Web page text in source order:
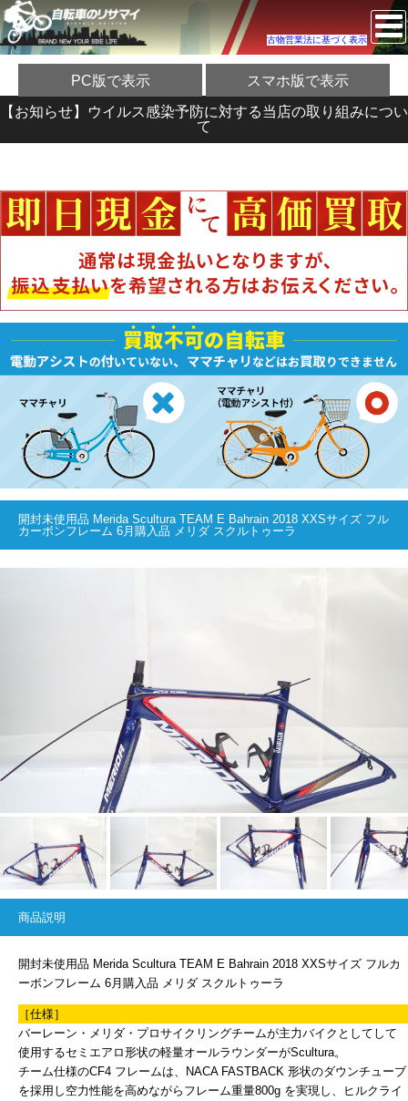
古物営業法に基づく表示
PC版で表示 スマホ版で表示
【お知らせ】ウイルス感染予防に対する当店の取り組みについ
て
開封未使用品 Merida Scultura TEAM E Bahrain 2018 XXSサイズ フル
カーボンフレーム 6月購入品 メリダ スクルトゥーラ
商品説明
開封未使用品 Merida Scultura TEAM E Bahrain 2018 XXSサイズ フルカ
ーボンフレーム 6月購入品 メリダ スクルトゥーラ
［仕様］
バーレーン・メリダ・プロサイクリングチームが主力バイクとしてして
使用するセミエアロ形状の軽量オールラウンダーがScultura。
チーム仕様のCF4 フレームは、NACA FASTBACK 形状のダウンチューブ
を採用し空力性能を高めながらフレーム重量800g を実現し、ヒルクライ